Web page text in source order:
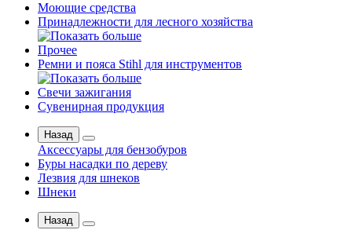
Моющие средства
Принадлежности для лесного хозяйства
Прочее
Ремни и пояса Stihl для инструментов
Свечи зажигания
Сувенирная продукция
Назад
Аксессуары для бензобуров
Буры насадки по дереву
Лезвия для шнеков
Шнеки
Назад